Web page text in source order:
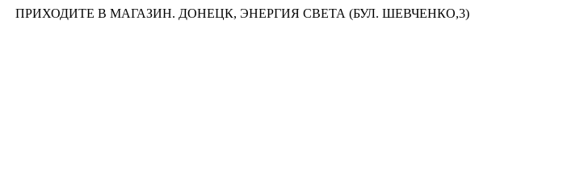
ПРИХОДИТЕ В МАГАЗИН. ДОНЕЦК, ЭНЕРГИЯ СВЕТА (БУЛ. ШЕВЧЕНКО,3)